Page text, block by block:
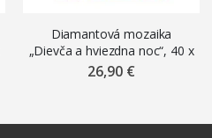
Diamantová mozaika
„Dievča a hviezdna noc“, 40 x
50 cm
26,90 €